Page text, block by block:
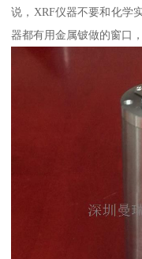
说，XRF仪器不要和化学
器都有用金属铍做的窗口